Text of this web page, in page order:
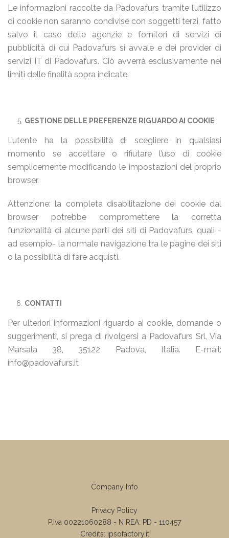
Le informazioni raccolte da Padovafurs tramite l’utilizzo
di cookie non saranno condivise con soggetti terzi, fatto
salvo il caso delle agenzie e fornitori di servizi di
pubblicità di cui Padovafurs si avvale e dei provider di
servizi IT di Padovafurs. Ciò avverrà esclusivamente nei
limiti delle finalità sopra indicate.
GESTIONE DELLE PREFERENZE RIGUARDO AI COOKIE
L’utente ha la possibilità di scegliere in qualsiasi
momento se accettare o rifiutare l’uso di cookie
semplicemente modificando le impostazioni del proprio
browser.
Attenzione: la completa disabilitazione dei cookie dal
browser potrebbe compromettere la corretta
funzionalità di alcune parti dei siti di Padovafurs, quali -
ad esempio- la normale navigazione tra le pagine dei siti
o la possibilità di fare acquisti.
CONTATTI
Per ulteriori informazioni riguardo ai cookie, domande o
suggerimenti, si prega di rivolgersi a Padovafurs Srl, Via
Marsala 38, 35122 Padova, Italia. E-mail:
info@padovafurs.it
Company Info
Privacy Policy
P.Iva 00221060288 - N REA: PD - 110457
Credits: ipsofactory.it